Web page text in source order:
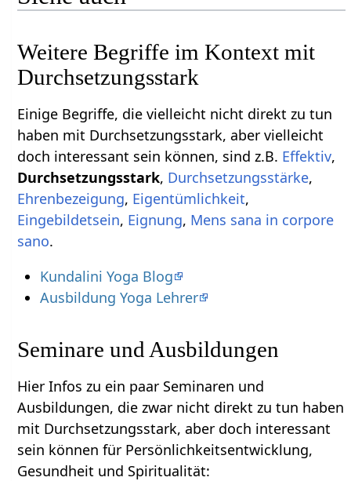
Weitere Begriffe im Kontext mit
Einige Begriffe, die vielleicht nicht direkt zu tun
haben mit Durchsetzungsstark‏‎, aber vielleicht
doch interessant sein können, sind z.B.
,
,
,
,
,
, , Mens sana in corpore
sano.
Kundalini Yoga Blog
Ausbildung Yoga Lehrer
Seminare und Ausbildungen
Hier Infos zu ein paar Seminaren und
Ausbildungen, die zwar nicht direkt zu tun haben
mit Durchsetzungsstark‏‎, aber doch interessant
sein können für Persönlichkeitsentwicklung,
Gesundheit und Spiritualität: